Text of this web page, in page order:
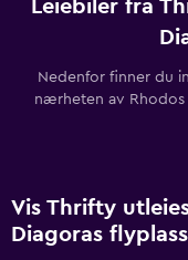
Leiebiler fra
Nedenfor finner du
nærheten av Rhodos
Vis Thrifty
Diagoras flyplass